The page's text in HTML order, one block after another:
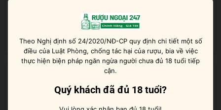
Được xếp
hạng 55 sao
580.000₫
Được xếp
hạng 55 sao
500.000₫
Theo Nghị định số 24/2020/NĐ-CP quy định chi tiết một số
điều của Luật Phòng, chống tác hại của rượu, bia về việc
thực hiện biện pháp ngăn ngừa người chưa đủ 18 tuổi tiếp
cận.
Quý khách đã đủ 18 tuổi?